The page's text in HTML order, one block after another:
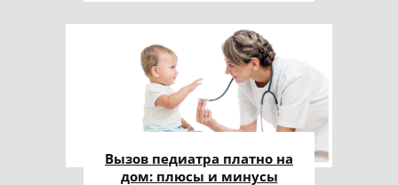
Вызов педиатра платно на
дом: плюсы и минусы